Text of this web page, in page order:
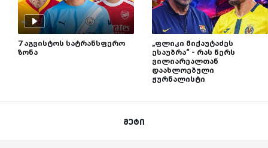
7 აგვისტოს სატრანსფერო
ზონა
„ფლიკი მიქაუტაძეს
ესაუბრა“ - რას წერს
ვილიარეალთან
დაახლოებული
ჟურნალისტი
მეტი